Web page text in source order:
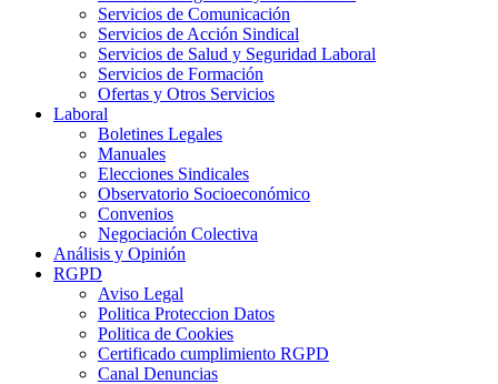
Servicios de Comunicación
Servicios de Acción Sindical
Servicios de Salud y Seguridad Laboral
Servicios de Formación
Ofertas y Otros Servicios
Laboral
Boletines Legales
Manuales
Elecciones Sindicales
Observatorio Socioeconómico
Convenios
Negociación Colectiva
Análisis y Opinión
RGPD
Aviso Legal
Politica Proteccion Datos
Politica de Cookies
Certificado cumplimiento RGPD
Canal Denuncias